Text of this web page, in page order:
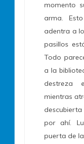
momento
arma.
adentra a
pasillos
Todo
a la
destreza
mientras
por ahí.
puerta de